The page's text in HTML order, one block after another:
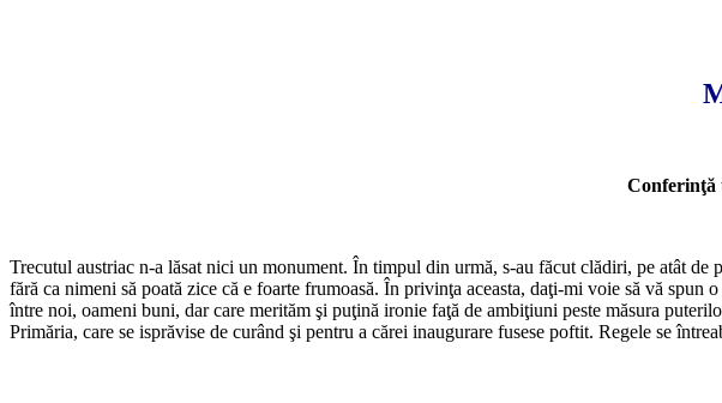
Conferinţă
Trecutul austriac n-a lăsat nici un monument. În timpul din urmă, s-au făcut clădiri, pe atât de
fără ca nimeni să poată zice că e foarte frumoasă. În privinţa aceasta, daţi-mi voie să vă
între noi, oameni buni, dar care merităm şi puţină ironie faţă de ambiţiuni peste măsura
Primăria, care se isprăvise de curând şi pentru a cărei inaugurare fusese poftit. Regele se